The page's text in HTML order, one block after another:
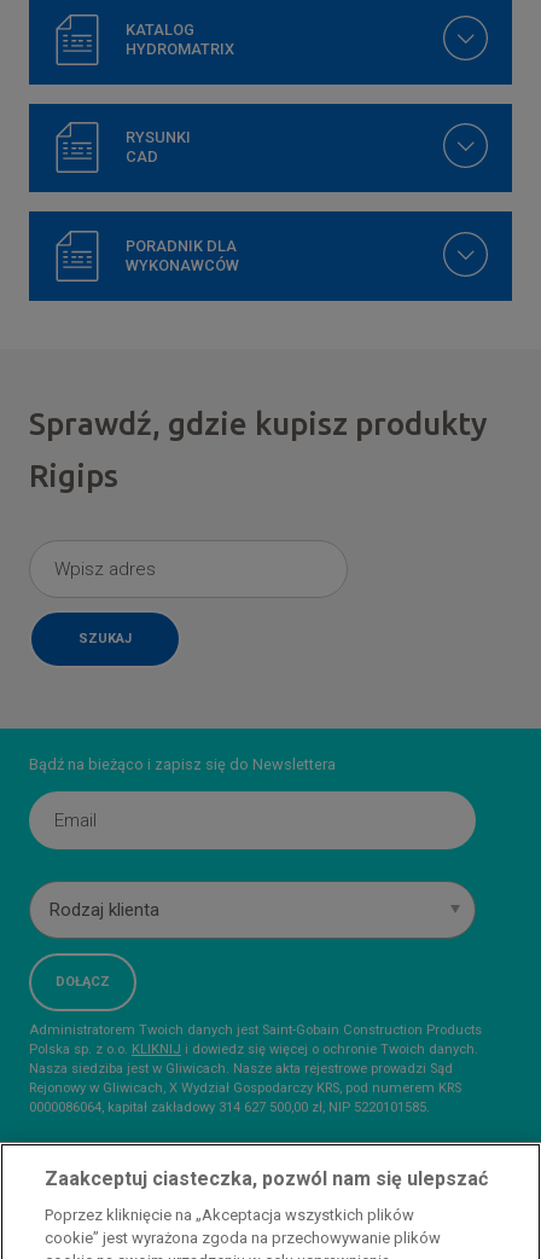
KATALOG
HYDROMATRIX
RYSUNKI
CAD
PORADNIK DLA
WYKONAWCÓW
Sprawdź, gdzie kupisz produkty
Rigips
Bądź na bieżąco i zapisz się do Newslettera
Rodzaj klienta
Administratorem Twoich danych jest Saint-Gobain Construction Products
Polska sp. z o.o. KLIKNIJ i dowiedz się więcej o ochronie Twoich danych.
Nasza siedziba jest w Gliwicach. Nasze akta rejestrowe prowadzi Sąd
Rejonowy w Gliwicach, X Wydział Gospodarczy KRS, pod numerem KRS
0000086064, kapitał zakładowy 314 627 500,00 zł, NIP 5220101585.
Zaakceptuj ciasteczka, pozwól nam się ulepszać
Poprzez kliknięcie na „Akceptacja wszystkich plików
cookie” jest wyrażona zgoda na przechowywanie plików